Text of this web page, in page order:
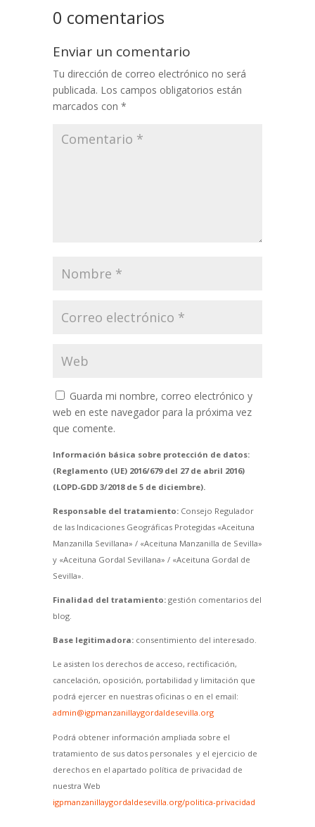
0 comentarios
Enviar un comentario
Tu dirección de correo electrónico no será
publicada. Los campos obligatorios están
marcados con *
Guarda mi nombre, correo electrónico y
web en este navegador para la próxima vez
que comente.
Información básica sobre protección de datos:
(Reglamento (UE) 2016/679 del 27 de abril 2016)
(LOPD-GDD 3/2018 de 5 de diciembre).
Responsable del tratamiento:Consejo Regulador
de las Indicaciones Geográficas Protegidas «Aceituna
Manzanilla Sevillana» / «Aceituna Manzanilla de Sevilla»
y «Aceituna Gordal Sevillana» / «Aceituna Gordal de
Sevilla».
Finalidad del tratamiento:gestión comentarios del
blog.
Base legitimadora:consentimiento del interesado.
Le asisten los derechos de acceso, rectificación,
cancelación, oposición, portabilidad y limitación que
podrá ejercer en nuestras oficinas o en el email:
admin@igpmanzanillaygordaldesevilla.org
Podrá obtener información ampliada sobre el
tratamiento de sus datos personales y el ejercicio de
derechos en el apartado política de privacidad de
nuestra Web
igpmanzanillaygordaldesevilla.org/politica-privacidad